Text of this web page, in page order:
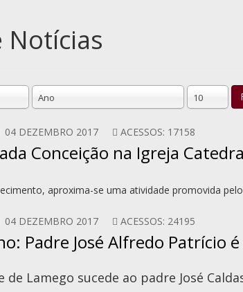
Notícias
Ano 10
04 DEZEMBRO 2017 ACESSOS: 17158
Conceição na Igreja
aproxima-se uma atividade promovida
04 DEZEMBRO 2017 ACESSOS: 24195
Padre José Alfredo
de Lamego sucede ao padre José